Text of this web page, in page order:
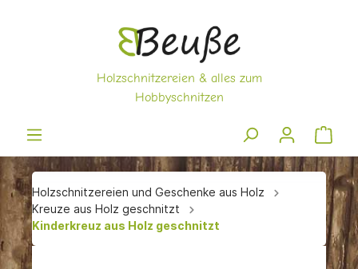
Holzschnitzereien und Geschenke aus Holz
Kreuze aus Holz geschnitzt
Kinderkreuz aus Holz geschnitzt